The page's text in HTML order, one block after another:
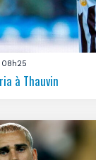
à Thauvin